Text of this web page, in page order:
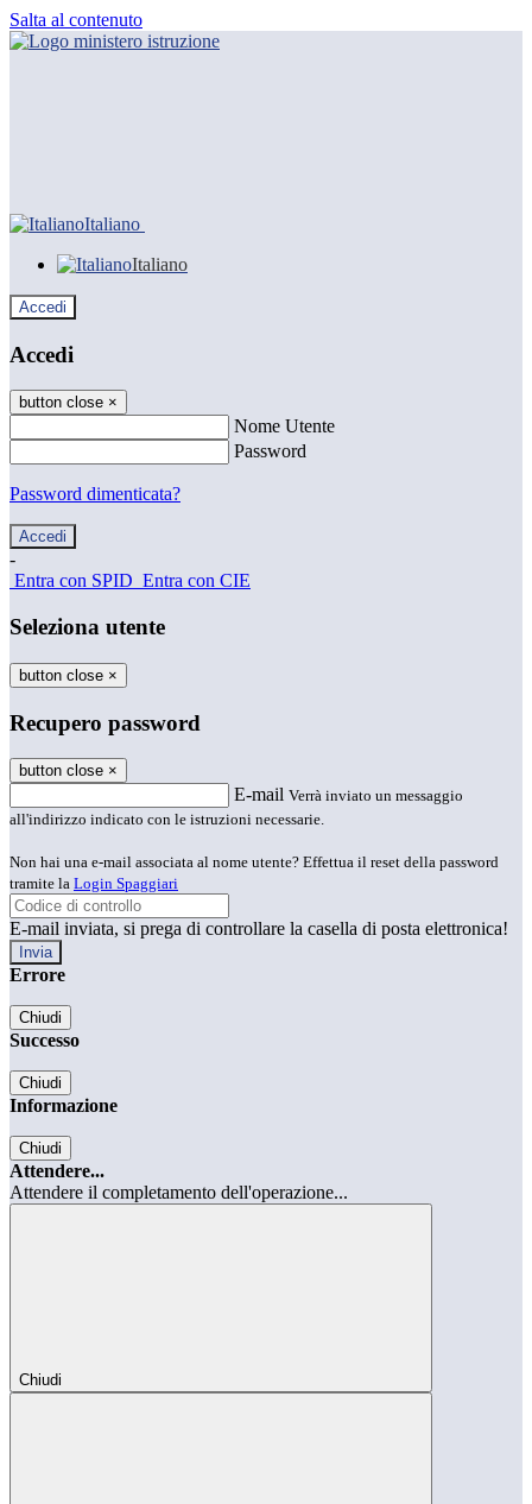
Salta al contenuto
Italiano
Italiano
Accedi
Accedi
button close ×
Nome Utente
Password
Password dimenticata?
-
Entra con SPID Entra con CIE
Seleziona utente
button close ×
Recupero password
button close ×
E-mail Verrà inviato un messaggio
all'indirizzo indicato con le istruzioni necessarie.
Non hai una e-mail associata al nome utente? Effettua il reset della password
tramite la Login Spaggiari
E-mail inviata, si prega di controllare la casella di posta elettronica!
Errore
Chiudi
Successo
Chiudi
Informazione
Chiudi
Attendere...
Attendere il completamento dell'operazione...
Chiudi